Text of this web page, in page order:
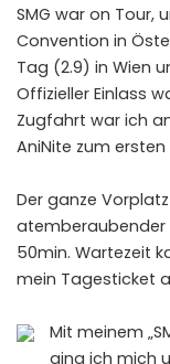
SMG war on Tour,
Convention in
Tag (2.9) in Wien
Offizieller Einlass
Zugfahrt war ich
AniNite zum
Der ganze
atemberaubender
50min. Wartezeit
mein Tagesticket
Mit meinem
ging ich mich